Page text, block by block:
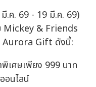
.ค. 69 - 19 มี.ค. 69)
Mickey & Friends
Aurora Gift ดังนี้:
เศษเพียง 999 บาท
อนไลน์